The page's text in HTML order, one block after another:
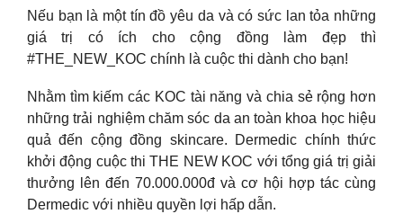
Nếu bạn là một tín đồ yêu da và có sức lan tỏa những
giá trị có ích cho cộng đồng làm đẹp thì
#THE_NEW_KOC chính là cuộc thi dành cho bạn!
Nhằm tìm kiếm các KOC tài năng và chia sẻ rộng hơn
những trải nghiệm chăm sóc da an toàn khoa học hiệu
quả đến cộng đồng skincare. Dermedic chính thức
khởi động cuộc thi THE NEW KOC với tổng giá trị giải
thưởng lên đến 70.000.000đ và cơ hội hợp tác cùng
Dermedic với nhiều quyền lợi hấp dẫn.